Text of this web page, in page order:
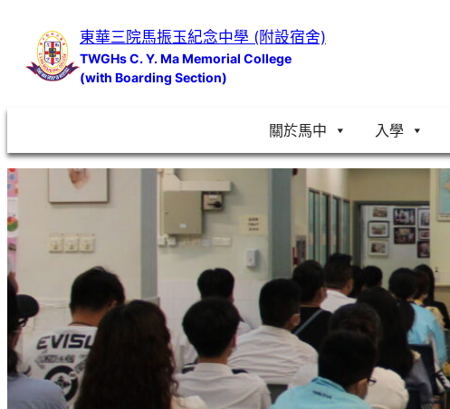
內
東華三院馬振玉紀念中學 (附設宿舍)
TWGHs C. Y. Ma Memorial College
(with Boarding Section)
關於馬中 入學